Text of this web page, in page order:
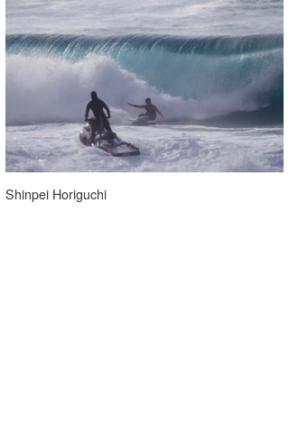
Shinpei Horiguchi